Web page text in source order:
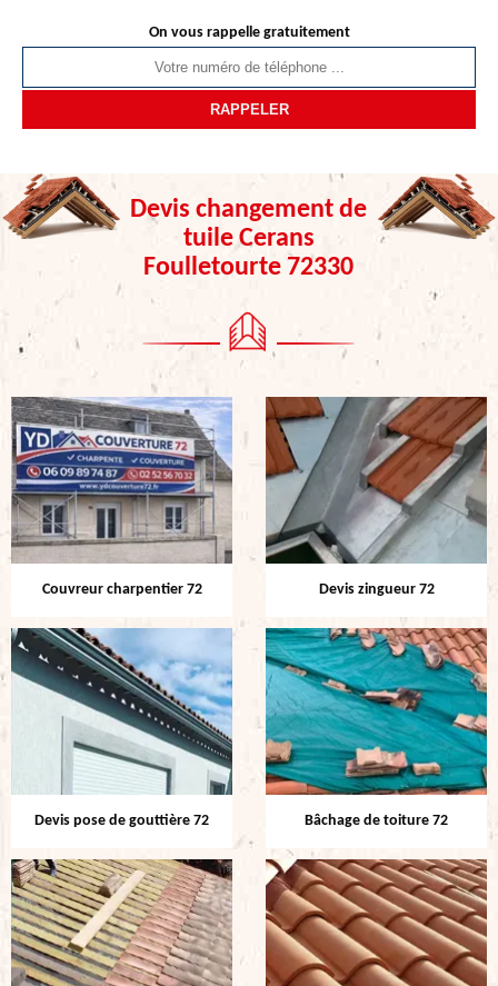
On vous rappelle gratuitement
Devis changement de
tuile Cerans
Foulletourte 72330
Couvreur charpentier 72 Devis zingueur 72
Devis pose de gouttière 72 Bâchage de toiture 72